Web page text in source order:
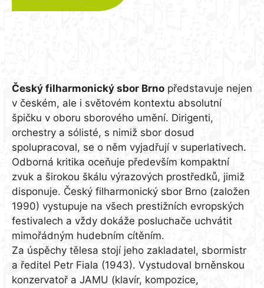
Český filharmonický sbor Brno představuje nejen
v českém, ale i světovém kontextu absolutní
špičku v oboru sborového umění. Dirigenti,
orchestry a sólisté, s nimiž sbor dosud
spolupracoval, se o něm vyjadřují v superlativech.
Odborná kritika oceňuje především kompaktní
zvuk a širokou škálu výrazových prostředků, jimiž
disponuje. Český filharmonický sbor Brno (založen
1990) vystupuje na všech prestižních evropských
festivalech a vždy dokáže posluchače uchvátit
mimořádným hudebním cítěním.
Za úspěchy tělesa stojí jeho zakladatel, sbormistr
a ředitel Petr Fiala (1943). Vystudoval brněnskou
konzervatoř a JAMU (klavír, kompozice,